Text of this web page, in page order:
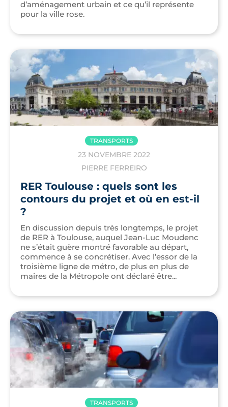
d’aménagement urbain et ce qu’il représente
pour la ville rose.
TRANSPORTS
23 NOVEMBRE 2022
PIERRE FERREIRO
RER Toulouse : quels sont les
contours du projet et où en est-il
?
En discussion depuis très longtemps, le projet
de RER à Toulouse, auquel Jean-Luc Moudenc
ne s’était guère montré favorable au départ,
commence à se concrétiser. Avec l’essor de la
troisième ligne de métro, de plus en plus de
maires de la Métropole ont déclaré être...
TRANSPORTS